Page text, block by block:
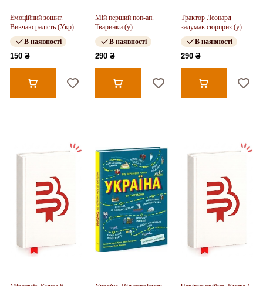
Емоційний зошит.
Вивчаю радість (Укр)
В наявності
150 ₴
Мій перший поп-ап.
Тваринки (у)
В наявності
290 ₴
Трактор Леонард
задумав сюрприз (у)
В наявності
290 ₴